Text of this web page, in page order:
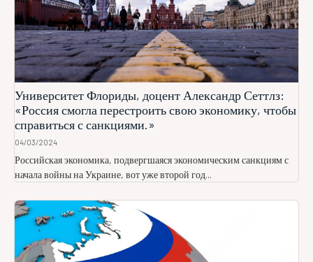
Университет Флориды, доцент Александр Сеттлз:
«Россия смогла перестроить свою экономику, чтобы
справиться с санкциями.»
04/03/2024
Российская экономика, подвергшаяся экономическим санкциям с
начала войны на Украине, вот уже второй год...